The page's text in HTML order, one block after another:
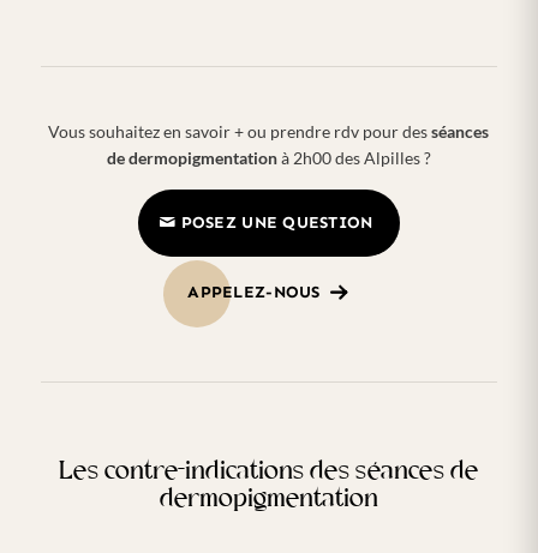
Vous souhaitez en savoir + ou prendre rdv pour desséances
de dermopigmentationà 2h00 des Alpilles ?
POSEZ UNE QUESTION
APPELEZ-NOUS
Les contre-indications des séances de
dermopigmentation